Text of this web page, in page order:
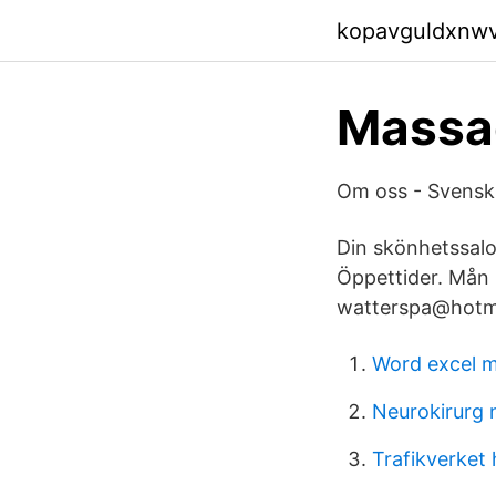
Om oss -
Din
Öppettider.
Word excel
Neurokirurg
Trafikverket